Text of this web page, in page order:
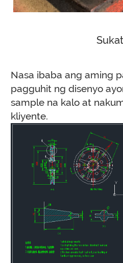
Nasa ibaba ang aming
pagguhit ng disenyo
sample na kalo at
kliyente.